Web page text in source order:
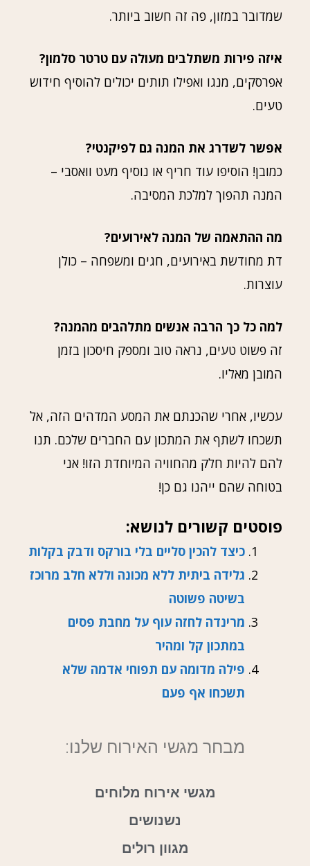
שמדובר במזון, פה זה חשוב ביותר.
איזה פירות משתלבים מעולה עם טרטר סלמון?
אפרסקים, מנגו ואפילו תותים יכולים להוסיף חידוש
טעים.
אפשר לשדרג את המנה גם לפיקנטי?
כמובן! הוסיפו עוד חריף או נוסיף מעט וואסבי –
המנה תהפוך למלכת המסיבה.
מה ההתאמה של המנה לאירועים?
דת מחודשת באירועים, חגים ומשפחה – כולן
עוצרות.
למה כל כך הרבה אנשים מתלהבים מהמנה?
זה פשוט טעים, נראה טוב ומספק חיסכון בזמן
המובן מאליו.
עכשיו, אחרי שהכנתם את המסע המדהים הזה, אל
תשכחו לשתף את המתכון עם החברים שלכם. תנו
להם להיות חלק מהחוויה המיוחדת הזו! אני
בטוחה שהם ייהנו גם כן!
פוסטים קשורים לנושא:
כיצד להכין סליים בלי בורקס ודבק בקלות
גלידה ביתית ללא מכונה וללא חלב מרוכז
בשיטה פשוטה
מרינדה לחזה עוף על מחבת פסים
במתכון קל ומהיר
פילה מדומה עם תפוחי אדמה שלא
תשכחו אף פעם
מבחר מגשי האירוח שלנו:
מגשי אירוח מלוחים
נשנושים
מגוון רולים